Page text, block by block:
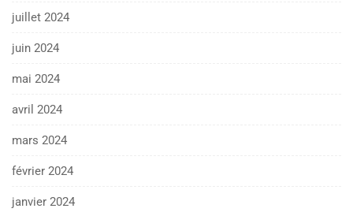
juillet 2024
juin 2024
mai 2024
avril 2024
mars 2024
février 2024
janvier 2024